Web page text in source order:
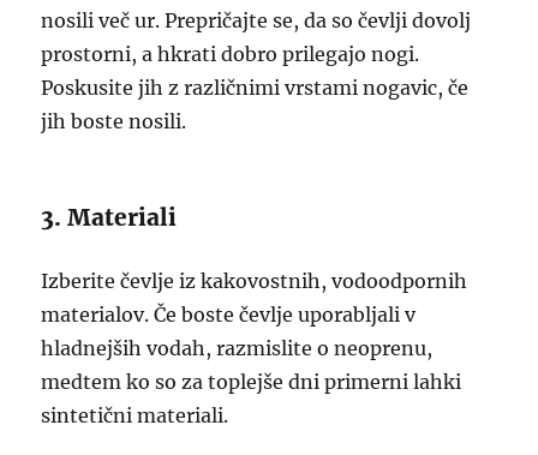
nosili več ur. Prepričajte se, da so čevlji dovolj
prostorni, a hkrati dobro prilegajo nogi.
Poskusite jih z različnimi vrstami nogavic, če
jih boste nosili.
3. Materiali
Izberite čevlje iz kakovostnih, vodoodpornih
materialov. Če boste čevlje uporabljali v
hladnejših vodah, razmislite o neoprenu,
medtem ko so za toplejše dni primerni lahki
sintetični materiali.